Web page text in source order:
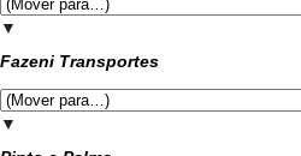
▼
Fazeni Transportes
▼